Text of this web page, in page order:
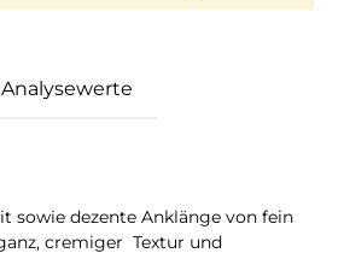
Analysewerte
sowie dezente Anklänge von fein
cremiger Textur und